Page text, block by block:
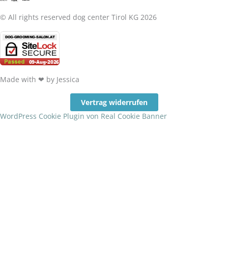
e p
o
o
k
-
f
g
r
a
m
© All rights reserved dog center Tirol KG 2026
Made with ❤ by Jessica
Vertrag widerrufen
WordPress Cookie Plugin von Real Cookie Banner